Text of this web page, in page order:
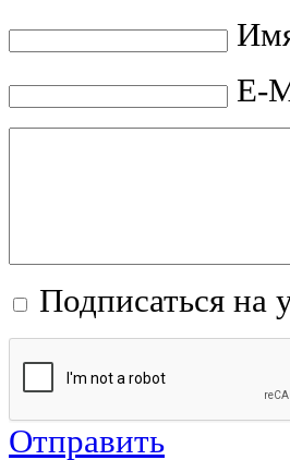
E-
Подписаться на
Отправить